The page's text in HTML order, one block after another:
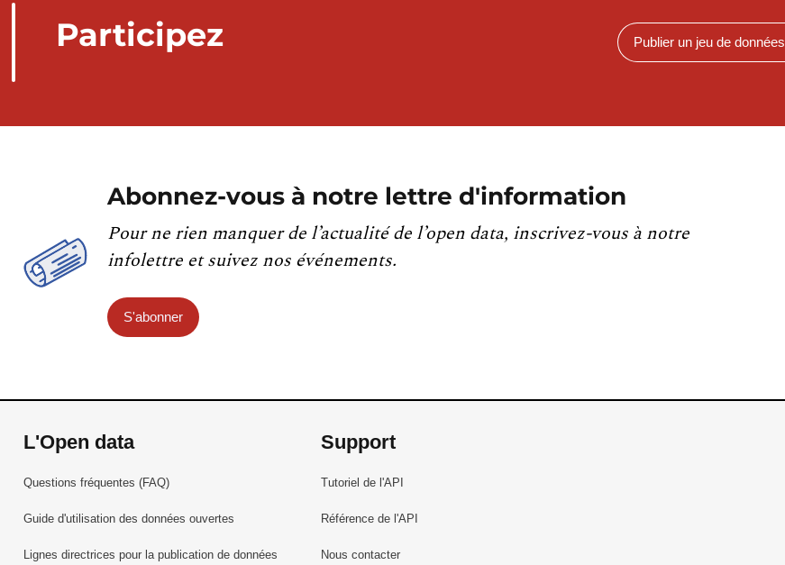
Participez Publier un jeu de données
Abonnez-vous à notre lettre d'information
Pour ne rien manquer de l’actualité de l’open data, inscrivez-vous à notre
infolettre et suivez nos événements.
S'abonner
L'Open data
Questions fréquentes (FAQ)
Guide d'utilisation des données ouvertes
Lignes directrices pour la publication de données
Support
Tutoriel de l'API
Référence de l'API
Nous contacter